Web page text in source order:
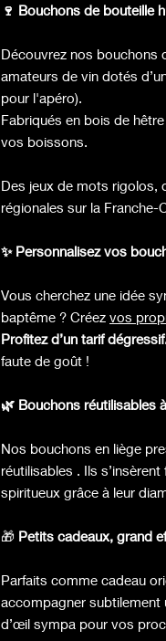
🍷 Bouchons de bouteille
Découvrez nos bouchons
amateurs de vin dotés
pour l'apéro).
Fabriqués en bois de
vos boissons.
Des jeux de mots rigolos,
régionales sur la
✨ Personnalisez vos
Vous cherchez une idée
baptême ? Créez vos
Profitez d’un tarif
faute de goût !
🌿 Bouchons réutilisables
Nos bouchons en liège
réutilisables . Ils
spiritueux grâce à leur
🎁 Petits cadeaux, grand
Parfaits comme cadeau
accompagner subtilement
d’œil sympa pour vos